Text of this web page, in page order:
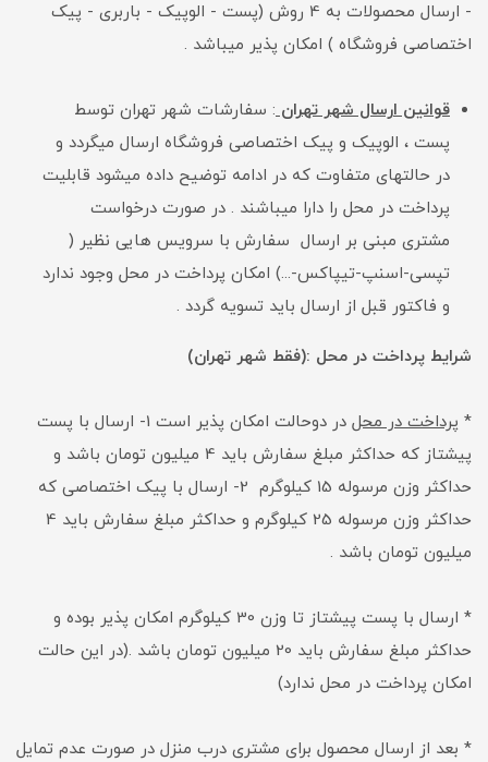
- ارسال محصولات به 4 روش (پست - الوپیک - باربری - پیک
اختصاصی فروشگاه ) امکان پذیر میباشد .
قوانین ارسال شهر تهران: سفارشات شهر تهران توسط
پست ، الوپیک و پیک اختصاصی فروشگاه ارسال میگردد و
در حالتهای متفاوت که در ادامه توضیح داده میشود قابلیت
پرداخت در محل را دارا میباشند . در صورت درخواست
مشتری مبنی بر ارسال سفارش با سرویس هایی نظیر (
تپسی-اسنپ-تیپاکس-...) امکان پرداخت در محل وجود ندارد
و فاکتور قبل از ارسال باید تسویه گردد .
شرایط پرداخت در محل :(فقط شهر تهران)
* پرداخت در محل
در دوحالت امکان پذیر است 1- ارسال با پست
پیشتاز که حداکثر مبلغ سفارش باید 4 میلیون تومان باشد و
حداکثر وزن مرسوله 15 کیلوگرم 2- ارسال با پیک اختصاصی که
حداکثر وزن مرسوله 25 کیلوگرم و حداکثر مبلغ سفارش باید 4
میلیون تومان باشد .
* ارسال با پست پیشتاز تا وزن 30 کیلوگرم امکان پذیر بوده و
حداکثر مبلغ سفارش باید 20 میلیون تومان باشد .(در این حالت
امکان پرداخت در محل ندارد)
* بعد از ارسال محصول برای مشتری درب منزل در صورت عدم تمایل